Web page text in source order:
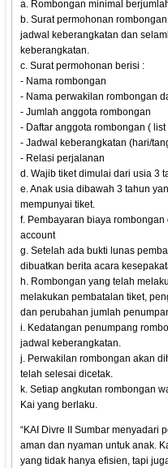
a. Rombongan minimal
b. Surat permohonan
jadwal keberangkatan dan
keberangkatan.
c. Surat permohonan berisi :
- Nama rombongan
- Nama perwakilan rombongan
- Jumlah anggota rombongan
- Daftar anggota rombongan (
- Jadwal keberangkatan (hari/
- Relasi perjalanan
d. Wajib tiket dimulai dari usia 3
e. Anak usia dibawah 3 tahun
mempunyai tiket.
f. Pembayaran biaya
account
g. Setelah ada bukti lunas
dibuatkan berita acara
h. Rombongan yang telah
melakukan pembatalan tiket,
dan perubahan jumlah
i. Kedatangan penumpang
jadwal keberangkatan.
j. Perwakilan rombongan akan
telah selesai dicetak.
k. Setiap angkutan rombongan
Kai yang berlaku.
“KAI Divre II Sumbar menyadari
aman dan nyaman untuk anak.
yang tidak hanya efisien, tapi